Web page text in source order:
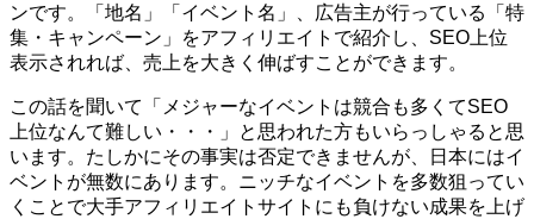
ンです。「地名」「イベント名」、広告主が行っている「特
集・キャンペーン」をアフィリエイトで紹介し、SEO上位
表示されれば、売上を大きく伸ばすことができます。
この話を聞いて「メジャーなイベントは競合も多くてSEO
上位なんて難しい・・・」と思われた方もいらっしゃると思
います。たしかにその事実は否定できませんが、日本にはイ
ベントが無数にあります。ニッチなイベントを多数狙ってい
くことで大手アフィリエイトサイトにも負けない成果を上げ